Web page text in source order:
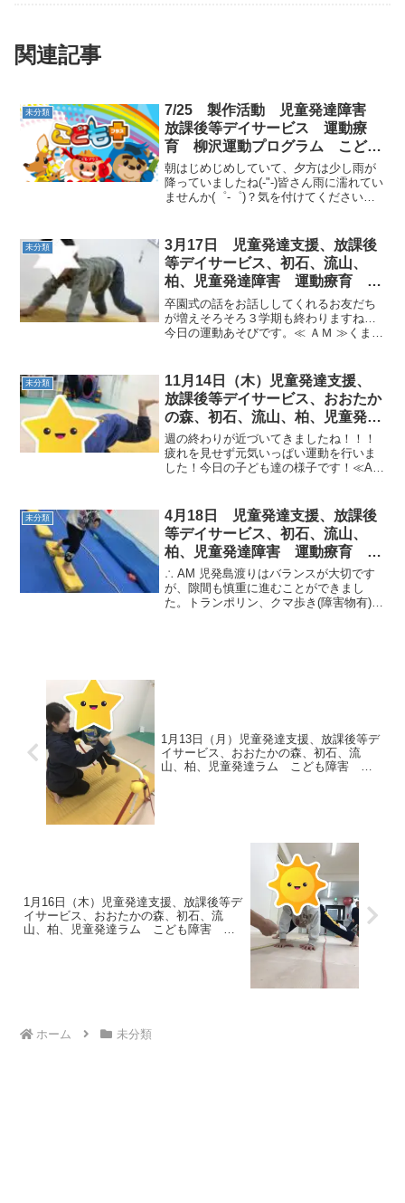
関連記事
未分類
7/25 製作活動 児童発達障害
放課後等デイサービス 運動療
育 柳沢運動プログラム こども
プラス（児童発達支援 放課後等
デイサービス 発達気になる
発達障害 放デイ 自閉症 学習
候群）発達障害 流山市 柏市
朝はじめじめしていて、夕方は少し雨が
降っていましたね(-"-)皆さん雨に濡れてい
ませんか(゜-゜)？気を付けてくださいね
ば、ひまわり♡個人的にですが......わた
しは...
未分類
3月17日 児童発達支援、放課後
等デイサービス、初石、流山、
柏、児童発達障害 運動療育 柳
沢運動プログラム こども発達気
になる 発達障害 放デ
卒園式の話をお話ししてくれるお友だち
が増えそろそろ３学期も終わりますね…
今日の運動あそびです。≪ ＡＭ ≫くま
れました。鉄棒：逆さ、慣れてきたね！
平均台：落ちず...
未分類
11月14日（木）児童発達支援、
放課後等デイサービス、おおたか
の森、初石、流山、柏、児童発達
ラム こども障害 運動療育 柳
沢運動プログ発達気になる 発達
障害 放デイ 自閉症 ADHD
週の終わりが近づいてきましたね！！！
疲れを見せず元気いっぱい運動を行いま
した！今日の子ども達の様子です！≪AM
アップではとび箱の二段目を敷いた凸凹
コースに挑戦しました！...
未分類
4月18日 児童発達支援、放課後
等デイサービス、初石、流山、
柏、児童発達障害 運動療育 柳
沢運動プログラム こどもプラス
（発達気になる 発達障害 放デ
イ 自閉症 学習障害 LD
∴ AM 児発島渡りはバランスが大切です
が、隙間も慎重に進むことができまし
た。トランポリン、クマ歩き(障害物有)も
1月13日（月）児童発達支援、放課後等デ
イサービス、おおたかの森、初石、流
山、柏、児童発達ラム こども障害 運
1月16日（木）児童発達支援、放課後等デ
イサービス、おおたかの森、初石、流
山、柏、児童発達ラム こども障害 運
ホーム 未分類